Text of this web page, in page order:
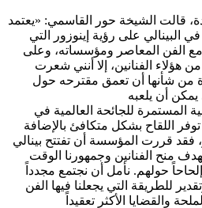
قالت الشيخة حور القاسمي: «يعتمد
البينالي على رؤية إينوزور التي
الفن المعاصر ومؤسساته، وعلى
هؤلاء الفنانين، إلا أنني شعرت
من شأنها أن تعمق مقترحه حول
المستمرة للجائحة العالمية في
اللقاح بشكل متكافئ بالإضافة
فقد قررت المؤسسة أن تفتتح بينالي
15 في العام 2023، بهدف منح الفنانين وجمهورنا الوقت
إلحاحاً حولهم. نأمل أن نجتمع مجدداً
للطريقة التي يجعلنا فيها الفن